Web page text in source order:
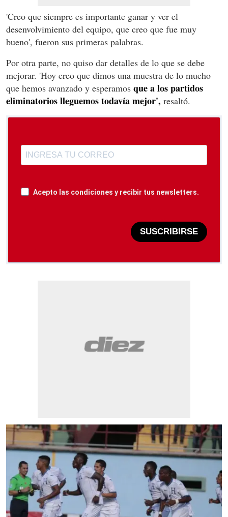
'Creo que siempre es importante ganar y ver el
desenvolvimiento del equipo, que creo que fue muy
bueno', fueron sus primeras palabras.
Por otra parte, no quiso dar detalles de lo que se debe
mejorar. 'Hoy creo que dimos una muestra de lo mucho
que hemos avanzado y esperamos que a los partidos
eliminatorios lleguemos todavía mejor', resaltó.
Acepto las condiciones y recibir tus newsletters.
SUSCRIBIRSE